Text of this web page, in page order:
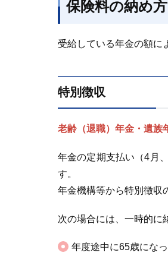
保険料の納め方
受給している年金の額に
特別徴収
老齢（退職）年金・遺族
年金の定期支払い（4月
す。
年金機構等から特別徴収
次の場合には、一時的に
年度途中に65歳にな